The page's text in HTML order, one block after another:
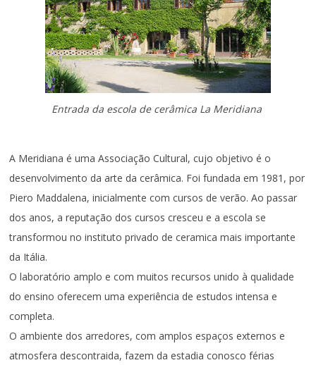
Entrada da escola de cerâmica La Meridiana
A Meridiana é uma Associação Cultural, cujo objetivo é o
desenvolvimento da arte da cerâmica. Foi fundada em 1981, por
Piero Maddalena, inicialmente com cursos de verão. Ao passar
dos anos, a reputação dos cursos cresceu e a escola se
transformou no instituto privado de ceramica mais importante
da Itália.
O laboratório amplo e com muitos recursos unido à qualidade
do ensino oferecem uma experiência de estudos intensa e
completa.
O ambiente dos arredores, com amplos espaços externos e
atmosfera descontraida, fazem da estadia conosco férias